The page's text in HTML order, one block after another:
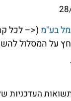
בע"מ (<– לכל
על המסלול
העדכניות